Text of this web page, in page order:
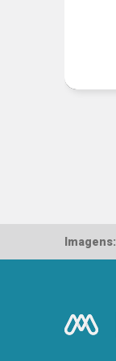
Imagens: